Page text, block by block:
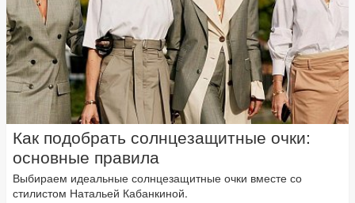
Как подобрать солнцезащитные очки:
основные правила
Выбираем идеальные солнцезащитные очки вместе со
стилистом Натальей Кабанкиной.